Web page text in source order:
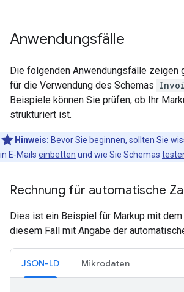
Anwendungsfälle
Die folgenden Anwendungsfälle zeigen
für die Verwendung des Schemas
Beispiele können Sie prüfen, ob Ihr
strukturiert ist.
Hinweis: Bevor Sie beginnen, sollten Sie
in E‑Mails einbetten und wie Sie Schemas
Rechnung für automatische
Dies ist ein Beispiel für Markup mit dem
diesem Fall mit Angabe der
JSON-LD Mikrodaten